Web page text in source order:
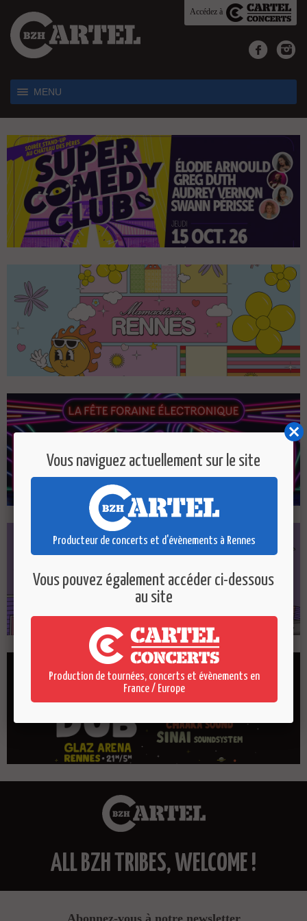
Accédez à
MENU
ALL BZH TRIBES, WELCOME !
Vous naviguez actuellement sur le site
Producteur de concerts et d'évènements à Rennes
Vous pouvez également accéder ci-dessous
au site
Production de tournées, concerts et évènements en
France / Europe